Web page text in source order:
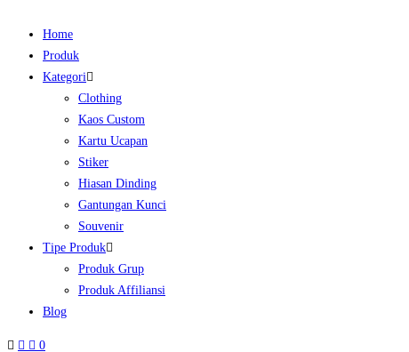
Home
Produk
Kategori
Clothing
Kaos Custom
Kartu Ucapan
Stiker
Hiasan Dinding
Gantungan Kunci
Souvenir
Tipe Produk
Produk Grup
Produk Affiliansi
Blog
0